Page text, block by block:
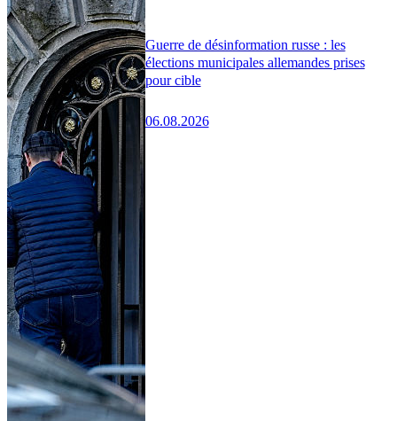
Guerre de désinformation russe : les
élections municipales allemandes prises
pour cible
06.08.2026